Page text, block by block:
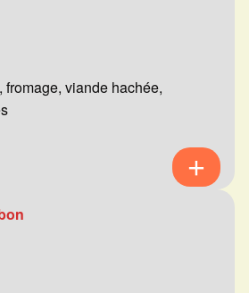
fromage, viande hachée,